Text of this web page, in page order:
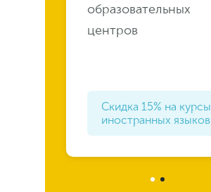
образовательных
центров
Скидка 15% на курсы
иностранных языков